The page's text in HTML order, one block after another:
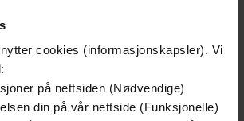
cookies (informasjonskapsler). Vi
på nettsiden (Nødvendige)
din på vår nettside (Funksjonelle)
349,-